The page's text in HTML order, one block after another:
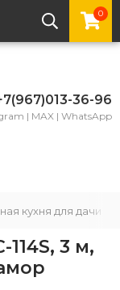
0
36-96
| MAX | WhatsApp
кухня для дачи
3 м,